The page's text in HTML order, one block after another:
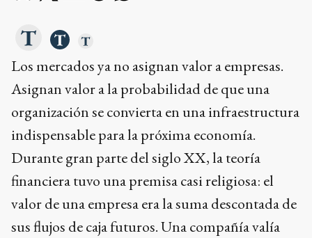
Los mercados ya no asignan valor a empresas.
Asignan valor a la probabilidad de que una
organización se convierta en una infraestructura
indispensable para la próxima economía.
Durante gran parte del siglo XX, la teoría
financiera tuvo una premisa casi religiosa: el
valor de una empresa era la suma descontada de
sus flujos de caja futuros. Una compañía valía